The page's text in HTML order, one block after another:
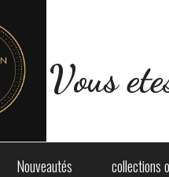
Vous
Nouveautés collections